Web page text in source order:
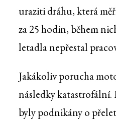
uraziti dráhu, která
za 25 hodin, během
letadla nepřestal
Jakákoliv porucha
následky katastrofální.
byly podnikány o